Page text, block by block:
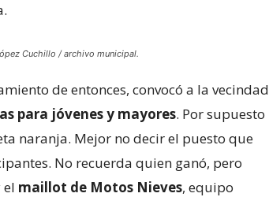
Cuchillo / archivo municipal.
de entonces, convocó a la vecindad
para jóvenes y mayores. Por supuesto
naranja. Mejor no decir el puesto que
No recuerda quien ganó, pero
el maillot de Motos Nieves, equipo